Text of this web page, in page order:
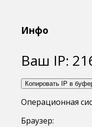
Инфо
Ваш IP:
Копировать IP в
Операционная
Браузер: